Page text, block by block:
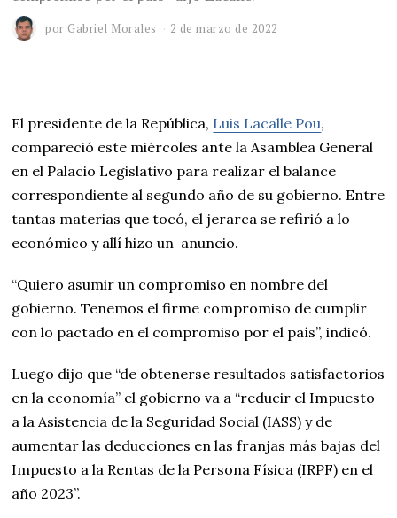
por Gabriel Morales 2 de marzo de 2022
El presidente de la República, Luis Lacalle Pou,
compareció este miércoles ante la Asamblea General
en el Palacio Legislativo para realizar el balance
correspondiente al segundo año de su gobierno. Entre
tantas materias que tocó, el jerarca se refirió a lo
económico y allí hizo un anuncio.
“Quiero asumir un compromiso en nombre del
gobierno. Tenemos el firme compromiso de cumplir
con lo pactado en el compromiso por el país”, indicó.
Luego dijo que “de obtenerse resultados satisfactorios
en la economía” el gobierno va a “reducir el Impuesto
a la Asistencia de la Seguridad Social (IASS) y de
aumentar las deducciones en las franjas más bajas del
Impuesto a la Rentas de la Persona Física (IRPF) en el
año 2023”.